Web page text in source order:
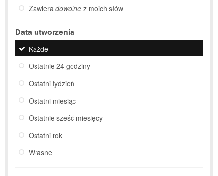
Zawiera dowolne z moich słów
Data utworzenia
Każde
Ostatnie 24 godziny
Ostatni tydzień
Ostatni miesiąc
Ostatnie sześć miesięcy
Ostatni rok
Własne